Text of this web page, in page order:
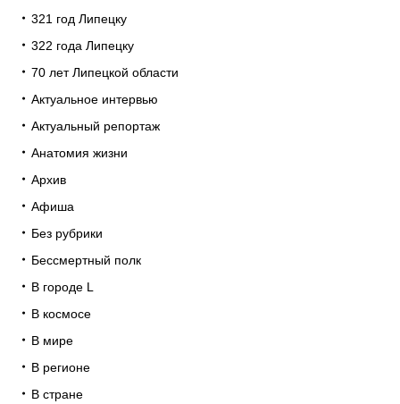
321 год Липецку
322 года Липецку
70 лет Липецкой области
Актуальное интервью
Актуальный репортаж
Анатомия жизни
Архив
Афиша
Без рубрики
Бессмертный полк
В городе L
В космосе
В мире
В регионе
В стране